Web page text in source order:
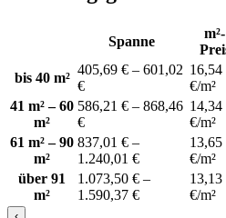
Spanne
m²-
bis 40 m²
405,69 € – 601,02
€
16,54
€/m²
41 m² – 60
m²
586,21 € – 868,46
€
14,34
€/m²
61 m² – 90
m²
837,01 € –
1.240,01 €
13,65
€/m²
über 91
m²
1.073,50 € –
1.590,37 €
13,13
€/m²